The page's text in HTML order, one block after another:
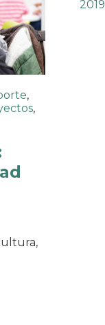
,
,
2019